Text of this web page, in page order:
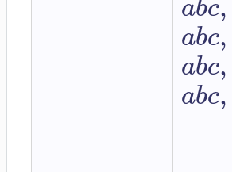
abc
abc,
abc,
abc,